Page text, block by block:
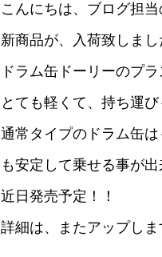
こんにちは、ブログ担当
新商品が、入荷致しまし
ドラム缶ドーリーのプ
とても軽くて、持ち運び
通常タイプのドラム缶
も安定して乗せる事が出
近日発売予定！！
詳細は、またアップし